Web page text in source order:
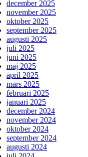
december 2025
november 2025
oktober 2025
september 2025
augusti 2025
juli 2025
juni 2025
maj 2025
april 2025
mars 2025
februari 2025
januari 2025
december 2024
november 2024
oktober 2024
september 2024
augusti 2024